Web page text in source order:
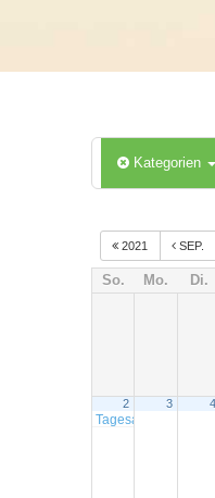
Kategorien
2021 SEP.
So. Mo. Di.
2
Tagesausflug des
3 4